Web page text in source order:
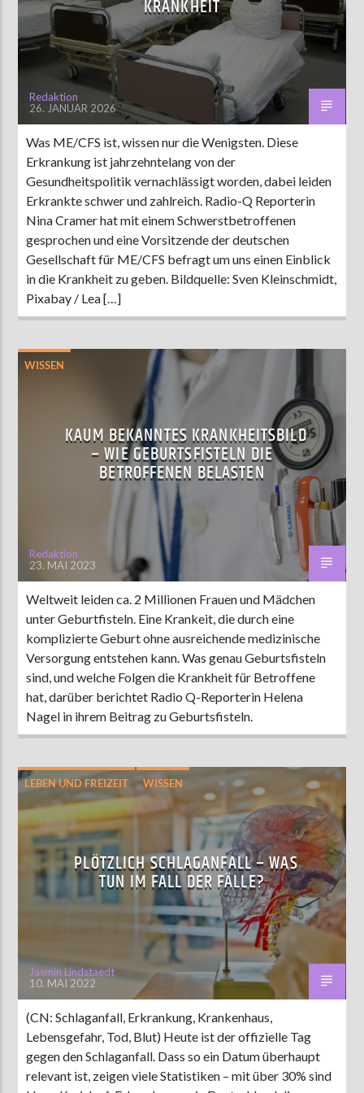
AKTUELLE SENDUNG
MOEBIUS
00:00 09:00
ZU HÖREN IN Münster 90,9 MHz Steinfurt103,9 MHz
KRANKHEIT
Redaktion
26. JANUAR 2026
Was ME/CFS ist, wissen nur die Wenigsten. Diese
Erkrankung ist jahrzehntelang von der
Gesundheitspolitik vernachlässigt worden, dabei leiden
Erkrankte schwer und zahlreich. Radio-Q Reporterin
Nina Cramer hat mit einem Schwerstbetroffenen
gesprochen und eine Vorsitzende der deutschen
Gesellschaft für ME/CFS befragt um uns einen Einblick
in die Krankheit zu geben. Bildquelle: Sven Kleinschmidt,
Pixabay / Lea […]
WISSEN
KAUM BEKANNTES KRANKHEITSBILD
– WIE GEBURTSFISTELN DIE
BETROFFENEN BELASTEN
Redaktion
23. MAI 2023
Weltweit leiden ca. 2 Millionen Frauen und Mädchen
unter Geburtfisteln. Eine Krankeit, die durch eine
komplizierte Geburt ohne ausreichende medizinische
Versorgung entstehen kann. Was genau Geburtsfisteln
sind, und welche Folgen die Krankheit für Betroffene
hat, darüber berichtet Radio Q-Reporterin Helena
Nagel in ihrem Beitrag zu Geburtsfisteln.
LEBEN UND FREIZEIT WISSEN
PLÖTZLICH SCHLAGANFALL – WAS
TUN IM FALL DER FÄLLE?
Jasmin Lindstaedt
10. MAI 2022
(CN: Schlaganfall, Erkrankung, Krankenhaus,
Lebensgefahr, Tod, Blut) Heute ist der offizielle Tag
gegen den Schlaganfall. Dass so ein Datum überhaupt
relevant ist, zeigen viele Statistiken – mit über 30% sind